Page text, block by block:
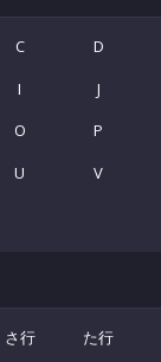
C D
I J
O P
U V
さ行 た行